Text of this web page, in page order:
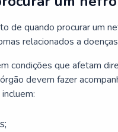
de quando procurar um
relacionados a
condições que afetam
devem fazer